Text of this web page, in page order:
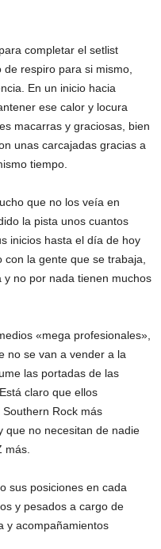
completar el setlist
respiro para si mismo,
En un inicio hacia
ese calor y locura
macarras y graciosas, bien
unas carcajadas gracias a
tiempo.
que no los veía en
la pista unos cuantos
inicios hasta el día de hoy
la gente que se trabaja,
no por nada tienen muchos
«mega profesionales»,
no se van a vender a la
las portadas de las
claro que ellos
Rock más
que no necesitan de nadie
más.
sus posiciones en cada
y pesados a cargo de
y acompañamientos